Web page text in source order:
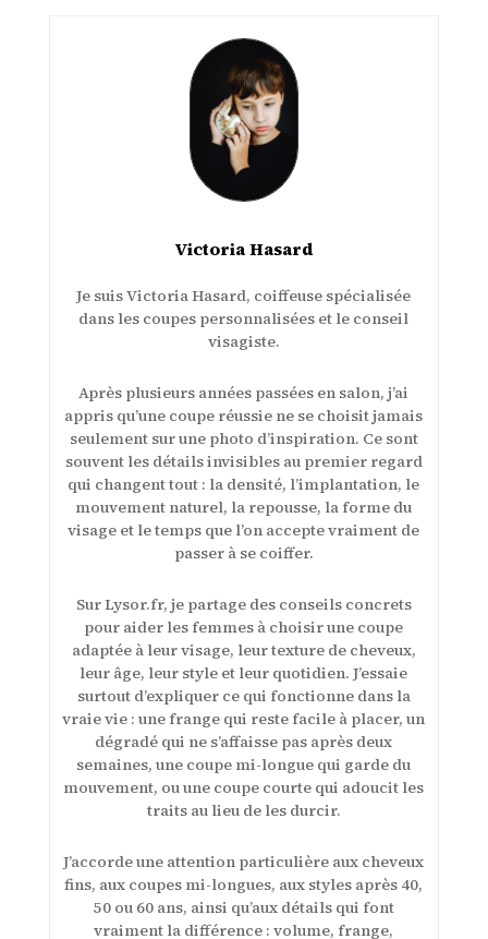
Victoria Hasard
Je suis Victoria Hasard, coiffeuse spécialisée
dans les coupes personnalisées et le conseil
visagiste.
Après plusieurs années passées en salon, j’ai
appris qu’une coupe réussie ne se choisit jamais
seulement sur une photo d’inspiration. Ce sont
souvent les détails invisibles au premier regard
qui changent tout : la densité, l’implantation, le
mouvement naturel, la repousse, la forme du
visage et le temps que l’on accepte vraiment de
passer à se coiffer.
Sur Lysor.fr, je partage des conseils concrets
pour aider les femmes à choisir une coupe
adaptée à leur visage, leur texture de cheveux,
leur âge, leur style et leur quotidien. J’essaie
surtout d’expliquer ce qui fonctionne dans la
vraie vie : une frange qui reste facile à placer, un
dégradé qui ne s’affaisse pas après deux
semaines, une coupe mi-longue qui garde du
mouvement, ou une coupe courte qui adoucit les
traits au lieu de les durcir.
J’accorde une attention particulière aux cheveux
fins, aux coupes mi-longues, aux styles après 40,
50 ou 60 ans, ainsi qu’aux détails qui font
vraiment la différence : volume, frange,